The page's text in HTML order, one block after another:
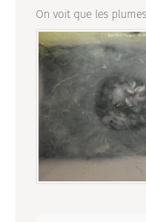
On voit que les